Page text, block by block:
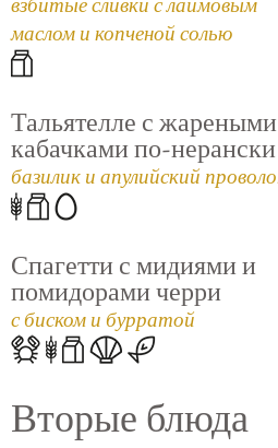
взбитые сливки с лаймовым
маслом и копченой солью
Тальятелле с жареными
кабачками по-нерански
базилик и апулийский
Спагетти с мидиями и
помидорами черри
с биском и бурратой
Вторые блюда